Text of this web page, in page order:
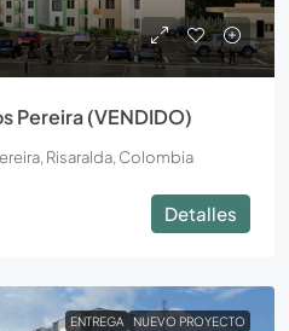
Pereira (VENDIDO)
Risaralda, Colombia
Detalles
ENTREGA NUEVO PROYECTO